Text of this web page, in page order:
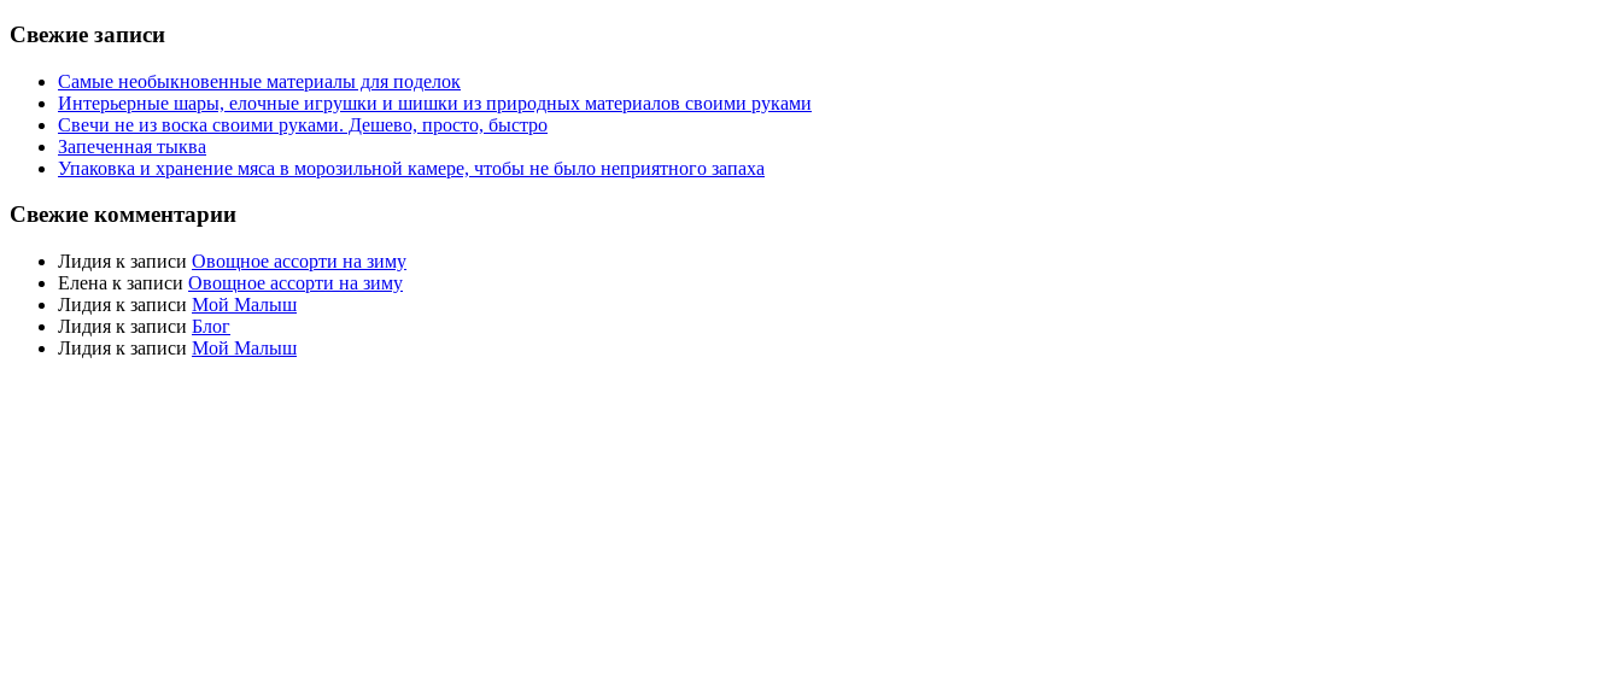
Свежие записи
Самые необыкновенные материалы для поделок
Интерьерные шары, елочные игрушки и шишки из природных материалов своими руками
Свечи не из воска своими руками. Дешево, просто, быстро
Запеченная тыква
Упаковка и хранение мяса в морозильной камере, чтобы не было неприятного запаха
Свежие комментарии
Лидия к записи Овощное ассорти на зиму
Елена к записи Овощное ассорти на зиму
Лидия к записи Мой Малыш
Лидия к записи Блог
Лидия к записи Мой Малыш